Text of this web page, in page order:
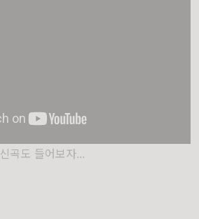
신곡도 들어보자...